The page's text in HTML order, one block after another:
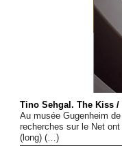
Tino Sehgal. The Kiss /
Au musée Gugenheim
recherches sur le Net
(long) (…)